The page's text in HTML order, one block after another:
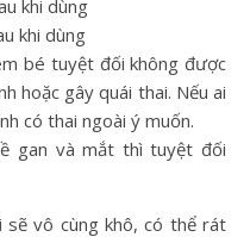
khi dùng
khi dùng
bé tuyệt đối không được
hoặc gây quái thai. Nếu ai
có thai ngoài ý muốn.
gan và mắt thì tuyệt đối
vô cùng khô, có thể rát